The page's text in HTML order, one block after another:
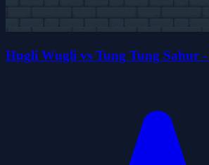
Hugli Wugli vs Tung Tung Sahur -